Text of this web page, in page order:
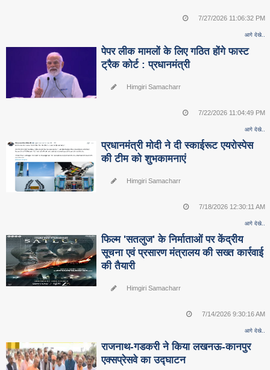
7/27/2026 11:06:32 PM
आगे देखे..
पेपर लीक मामलों के लिए गठित होंगे फास्ट
ट्रैक कोर्ट : प्रधानमंत्री
Himgiri Samacharr
7/22/2026 11:04:49 PM
आगे देखे..
प्रधानमंत्री मोदी ने दी स्काईरूट एयरोस्पेस
की टीम को शुभकामनाएं
Himgiri Samacharr
7/18/2026 12:30:11 AM
आगे देखे..
फिल्म 'सतलुज' के निर्माताओं पर केंद्रीय
सूचना एवं प्रसारण मंत्रालय की सख्त कार्रवाई
की तैयारी
Himgiri Samacharr
7/14/2026 9:30:16 AM
आगे देखे..
राजनाथ-गडकरी ने किया लखनऊ-कानपुर
एक्सप्रेसवे का उद्घाटन